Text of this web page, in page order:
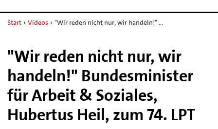
Start › Videos › "Wir reden nicht nur, wir handeln!" …
"Wir reden nicht nur, wir
handeln!" Bundesminister
für Arbeit & Soziales,
Hubertus Heil, zum 74. LPT